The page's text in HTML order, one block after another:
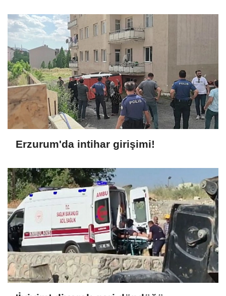
Erzurum'da intihar girişimi!